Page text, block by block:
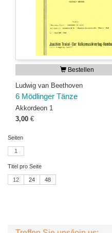
Bestellen
Ludwig van Beethoven
6 Mödlinger Tänze
Akkordeon 1
3,00 €
Seiten
1
Titel pro Seite
12 24 48